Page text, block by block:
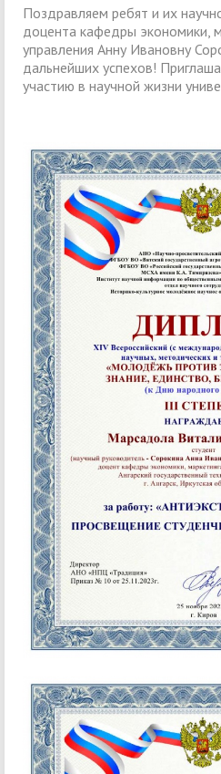
Поздравляем ребят и их
доцента кафедры экономики,
управления Анну Ивановну
дальнейших успехов!
участию в научной жизни